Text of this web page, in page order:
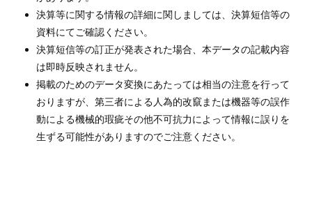
決算等に関する情報の詳細に関しましては、決算短信等の
資料にてご確認ください。
決算短信等の訂正が発表された場合、本データの記載内容
は即時反映されません。
掲載のためのデータ変換にあたっては相当の注意を行って
おりますが、第三者による人為的改竄または機器等の誤作
動による機械的瑕疵その他不可抗力によって情報に誤りを
生ずる可能性がありますのでご注意ください。